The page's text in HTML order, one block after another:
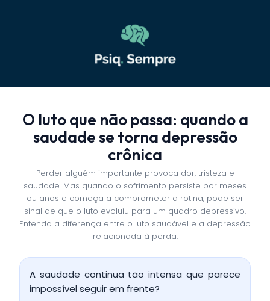
O luto que não passa: quando a
saudade se torna depressão
crônica
Perder alguém importante provoca dor, tristeza e
saudade. Mas quando o sofrimento persiste por meses
ou anos e começa a comprometer a rotina, pode ser
sinal de que o luto evoluiu para um quadro depressivo.
Entenda a diferença entre o luto saudável e a depressão
relacionada à perda.
A saudade continua tão intensa que parece
impossível seguir em frente?